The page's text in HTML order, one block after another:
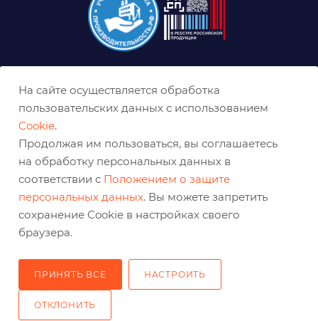
nn@belabraziv.ru
На сайте осуществляется обработка
пользовательских данных с использованием
Cookie.
Продолжая им пользоваться, вы соглашаетесь
на обработку персональных данных в
соответствии с Положением о защите
персональных данных. Вы можете запретить
сохранение Cookie в настройках своего
браузера.
ПРИНЯТЬ ВСЕ НАСТРОИТЬ
ОТКЛОНИТЬ